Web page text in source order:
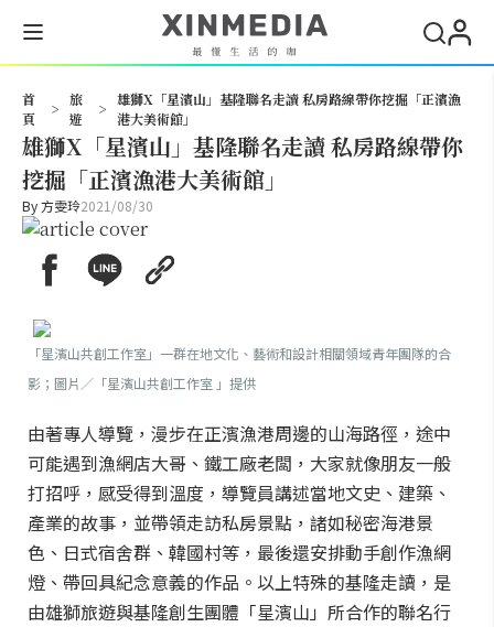
首
頁
>
旅
遊
>
雄獅X「星濱山」基隆聯名走讀 私房路線帶你挖掘「正濱漁
港大美術館」
雄獅X「星濱山」基隆聯名走讀 私房路線帶你
挖掘「正濱漁港大美術館」
By方雯玲2021/08/30
「星濱山共創工作室」一群在地文化、藝術和設計相關領域青年團隊的合
影；圖片／「星濱山共創工作室 」提供
由著專人導覽，漫步在正濱漁港周邊的山海路徑，途中
可能遇到漁網店大哥、鐵工廠老闆，大家就像朋友一般
打招呼，感受得到溫度，導覽員講述當地文史、建築、
產業的故事，並帶領走訪私房景點，諸如秘密海港景
色、日式宿舍群、韓國村等，最後還安排動手創作漁網
燈、帶回具紀念意義的作品。以上特殊的基隆走讀，是
由雄獅旅遊與基隆創生團體「星濱山」所合作的聯名行